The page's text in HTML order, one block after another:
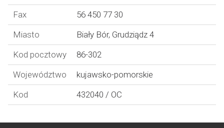
Fax
56 450 77 30
Miasto
Biały Bór, Grudziądz 4
Kod pocztowy
86-302
Województwo
kujawsko-pomorskie
Kod
432040 / OC